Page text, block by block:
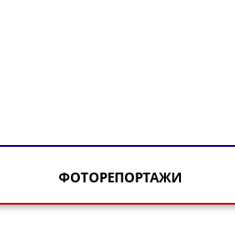
ФОТОРЕПОРТАЖИ